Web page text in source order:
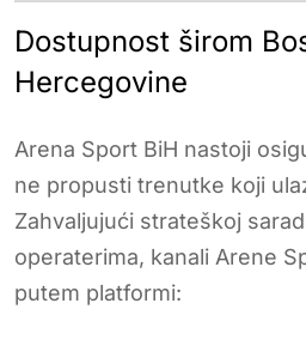
Dostupnost širom
Hercegovine
Arena Sport BiH nastoji
ne propusti trenutke koji
Zahvaljujući strateškoj
operaterima, kanali Arene
putem platformi: